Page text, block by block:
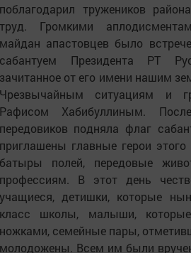
тружеников
Громкими
апастовцев было
Президента РТ
от его имени нашим
ситуациям и
Хабибуллиным.
подняла флаг
главные герои этого
полей, передовые
В этот день
детишки, которые
школы, малыши,
семейные пары,
Всем им были